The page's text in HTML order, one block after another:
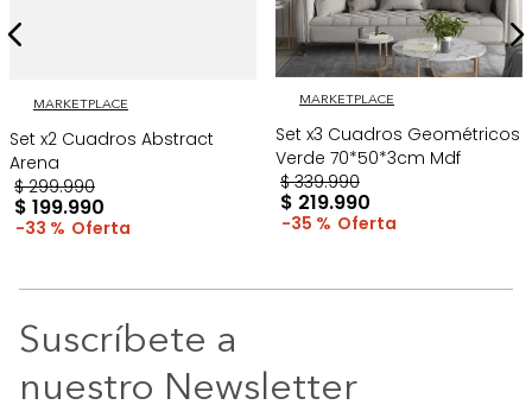
MARKETPLACE
Set x2 Cuadros Abstract
Arena
$ 299.990
$ 199.990
33 %
MARKETPLACE
Set x3 Cuadros Geométricos
Verde 70*50*3cm Mdf
$ 339.990
$ 219.990
35 %
Suscríbete a
nuestro Newsletter